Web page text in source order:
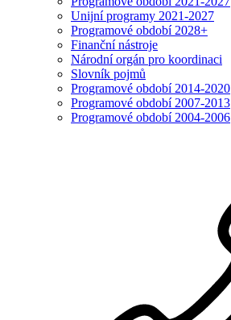
Unijní programy 2021-2027
Programové období 2028+
Finanční nástroje
Národní orgán pro koordinaci
Slovník pojmů
Programové období 2014-2020
Programové období 2007-2013
Programové období 2004-2006